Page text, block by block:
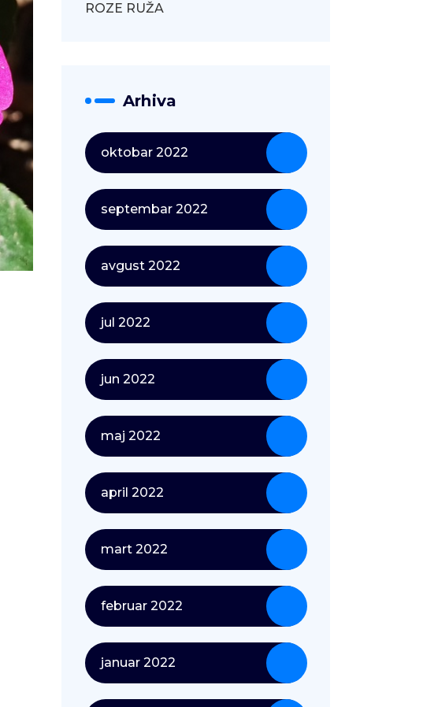
ROZE RUŽA
Arhiva
oktobar 2022
septembar 2022
avgust 2022
jul 2022
jun 2022
maj 2022
april 2022
mart 2022
februar 2022
januar 2022